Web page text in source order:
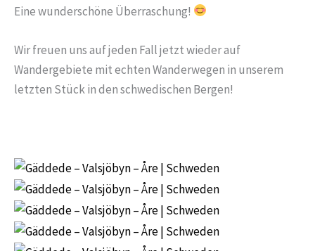
Eine wunderschöne Überraschung!
Wir freuen uns auf jeden Fall jetzt wieder auf
Wandergebiete mit echten Wanderwegen in unserem
letzten Stück in den schwedischen Bergen!